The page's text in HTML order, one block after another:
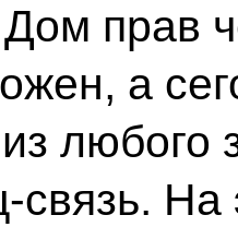
Дом прав
а
любого
связь. На